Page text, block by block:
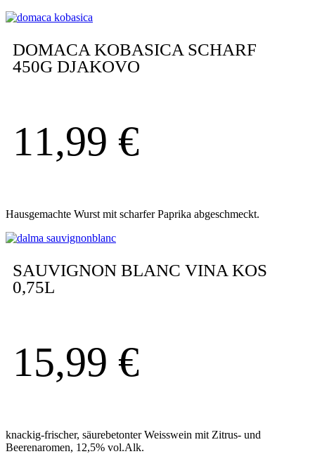
DOMACA KOBASICA SCHARF
450G DJAKOVO
11,99 €
Hausgemachte Wurst mit scharfer Paprika abgeschmeckt.
SAUVIGNON BLANC VINA KOS
0,75L
15,99 €
knackig-frischer, säurebetonter Weisswein mit Zitrus- und
Beerenaromen, 12,5% vol.Alk.